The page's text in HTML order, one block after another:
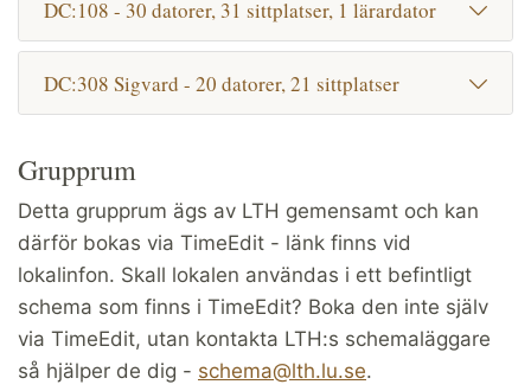
DC:108 - 30 datorer, 31 sittplatser, 1 lärardator
DC:308 Sigvard - 20 datorer, 21 sittplatser
Grupprum
Detta grupprum ägs av LTH gemensamt och kan
därför bokas via TimeEdit - länk finns vid
lokalinfon. Skall lokalen användas i ett befintligt
schema som finns i TimeEdit? Boka den inte själv
via TimeEdit, utan kontakta LTH:s schemaläggare
så hjälper de dig - schema@lth.lu.se.